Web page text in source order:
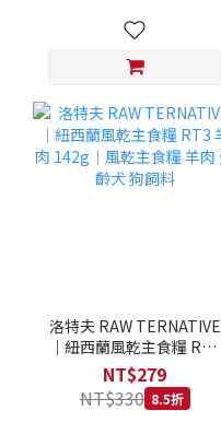
洛特夫 RAW TERNATIVE
｜紐西蘭風乾主食糧 RT3
羊肉 142g｜風乾主食糧 羊
肉 全齡犬 狗飼料
NT$279
NT$330 8.5折